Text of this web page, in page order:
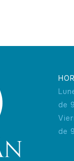
de
de